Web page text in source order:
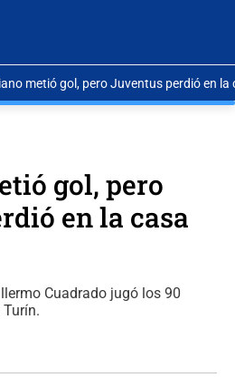
metió gol, pero Juventus perdió en la
gol, pero
en la casa
Cuadrado jugó los 90